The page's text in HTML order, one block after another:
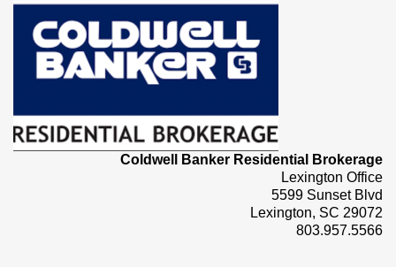
Coldwell Banker Residential Brokerage
Lexington Office
5599 Sunset Blvd
Lexington, SC 29072
803.957.5566